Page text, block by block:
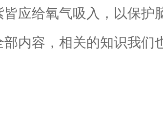
给氧气吸入，以保护
容，相关的知识我们